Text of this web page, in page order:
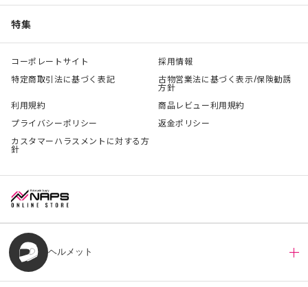
特集
コーポレートサイト
採用情報
特定商取引法に基づく表記
古物営業法に基づく表示/保険勧誘
方針
利用規約
商品レビュー利用規約
プライバシーポリシー
返金ポリシー
カスタマーハラスメントに対する方
針
ヘルメット